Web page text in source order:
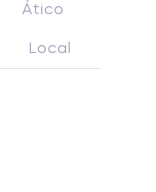
Ático
Local